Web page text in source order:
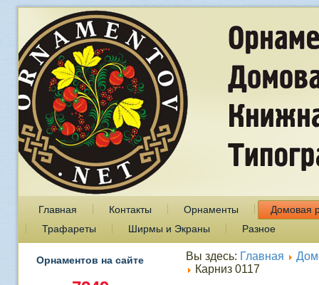
Главная Контакты Орнаменты
Домовая
Трафареты
Ширмы и Экраны Разное
Орнаментов на сайте Вы здесь: Главная
Карниз 0117